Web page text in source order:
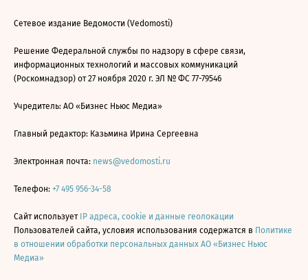
Сетевое издание Ведомости (Vedomosti)
Решение Федеральной службы по надзору в сфере связи,
информационных технологий и массовых коммуникаций
(Роскомнадзор) от 27 ноября 2020 г. ЭЛ № ФС 77-79546
Учредитель: АО «Бизнес Ньюс Медиа»
Главный редактор: Казьмина Ирина Сергеевна
Электронная почта: news@vedomosti.ru
Телефон: +7 495 956-34-58
Сайт использует IP адреса, cookie и данные геолокации
Пользователей сайта, условия использования содержатся в Политике
в отношении обработки персональных данных АО «Бизнес Ньюс
Медиа»